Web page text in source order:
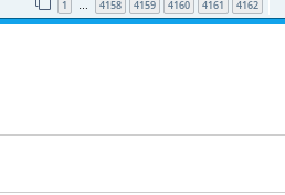
1 … 4158 4159 4160 4161 4162